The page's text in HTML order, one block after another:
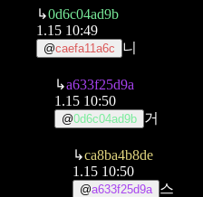
↳0d6c04ad9b
1.15 10:49
@caefa11a6c 니
↳a633f25d9a
1.15 10:50
@0d6c04ad9b 거
↳ca8ba4b8de
1.15 10:50
@a633f25d9a 스